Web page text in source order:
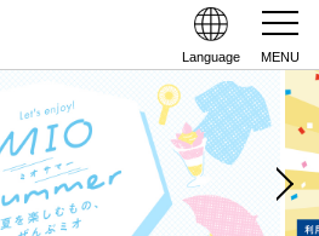
Language MENU